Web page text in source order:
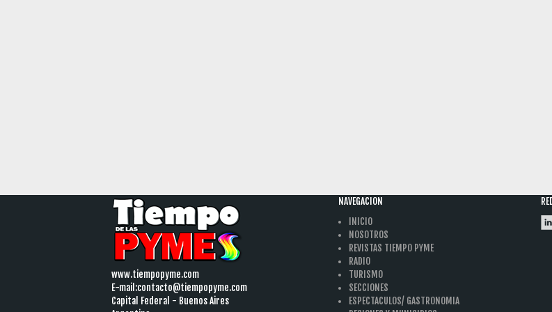
www.tiempopyme.com
E-mail:contacto@tiempopyme.com
Capital Federal - Buenos Aires
NAVEGACION
INICIO
NOSOTROS
REVISTAS TIEMPO PYME
RADIO
TURISMO
SECCIONES
ESPECTACULOS/ GASTRONOMIA